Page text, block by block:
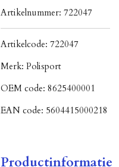
Artikelnummer: 722047
Artikelcode: 722047
Merk: Polisport
OEM code: 8625400001
EAN code: 5604415000218
Productinformatie